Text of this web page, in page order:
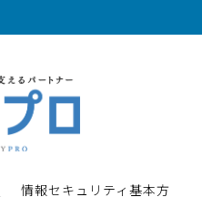
情報セキュリティ基本方